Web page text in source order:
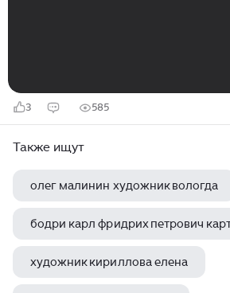
3 585
Также ищут
олег малинин художник вологда
бодри карл фридрих петрович
художник кириллова елена